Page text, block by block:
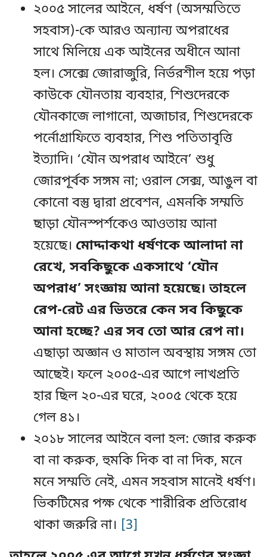
২০০৫ সালের আইনে, ধর্ষণ (অসম্মতিতে
সহবাস)-কে আরও অন্যান্য অপরাধের
সাথে মিলিয়ে এক আইনের অধীনে আনা
হল। সেক্সে জোরাজুরি, নির্ভরশীল হয়ে পড়া
কাউকে যৌনতায় ব্যবহার, শিশুদেরকে
যৌনকাজে লাগানো, অজাচার, শিশুদেরকে
পর্নোগ্রাফিতে ব্যবহার, শিশু পতিতাবৃত্তি
ইত্যাদি। ‘যৌন অপরাধ আইনে’ শুধু
জোরপূর্বক সঙ্গম না; ওরাল সেক্স, আঙুল বা
কোনো বস্তু দ্বারা প্রবেশন, এমনকি সম্মতি
ছাড়া যৌনস্পর্শকেও আওতায় আনা
হয়েছে। মোদ্দাকথা ধর্ষণকে আলাদা না
রেখে, সবকিছুকে একসাথে ‘যৌন
অপরাধ’ সংজ্ঞায় আনা হয়েছে। তাহলে
রেপ-রেট এর ভিতরে কেন সব কিছুকে
আনা হচ্ছে? এর সব তো আর রেপ না।
এছাড়া অজ্ঞান ও মাতাল অবস্থায় সঙ্গম তো
আছেই। ফলে ২০০৫-এর আগে লাখপ্রতি
হার ছিল ২০-এর ঘরে, ২০০৫ থেকে হয়ে
গেল ৪১।
২০১৮ সালের আইনে বলা হল: জোর করুক
বা না করুক, হুমকি দিক বা না দিক, মনে
মনে সম্মতি নেই, এমন সহবাস মানেই ধর্ষণ।
ভিকটিমের পক্ষ থেকে শারীরিক প্রতিরোধ
থাকা জরুরি না। [3]